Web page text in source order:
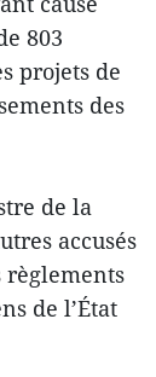
803
projets de
des
de la
accusés
règlements
de l’État